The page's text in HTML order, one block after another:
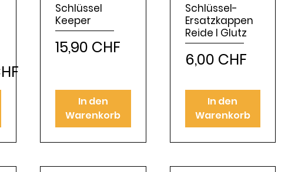
Schlüssel
Keeper
Preis
15,90 CHF
In den
Warenkorb
Schlüssel-
Ersatzkappen
Reide l Glutz
Preis
6,00 CHF
In den
Warenkorb